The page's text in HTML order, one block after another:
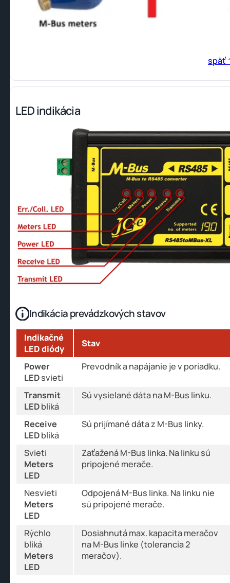
späť
LED indikácia
Indikácia prevádzkových stavov
Indikačné
LED diódy
Stav
Power
LEDsvieti
Prevodník a napájanie je v poriadku.
Transmit
LEDbliká
Sú vysielané dáta na M-Bus linku.
Receive
LEDbliká
Sú prijímané dáta z M-Bus linky.
Svieti
Meters
LED
Zaťažená M-Bus linka. Na linku sú
pripojené merače.
Nesvieti
Meters
LED
Odpojená M-Bus linka. Na linku nie
sú pripojené merače.
Rýchlo
bliká
Meters
LED
Dosiahnutá max. kapacita meračov
na M-Bus linke (tolerancia 2
meračov).